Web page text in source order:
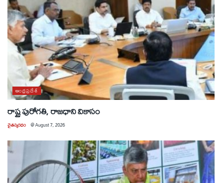
ఆంధ్రప్రదేశ్
రాష్ట్ర పురోగతి, రాజధాని వికాసం
చైతన్యరధం @August 7, 2026